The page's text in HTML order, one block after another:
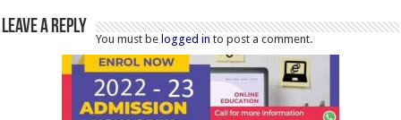
Leave a Reply
You must be logged in to post a comment.